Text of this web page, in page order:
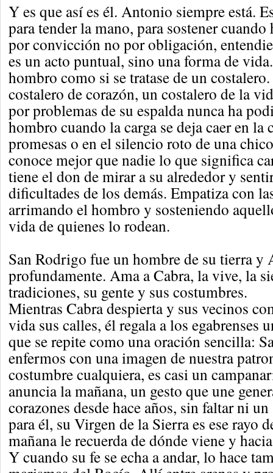
Y es que así es él. Antonio siempre está.
para tender la mano, para sostener cuando
por convicción no por obligación,
es un acto puntual, sino una forma de
hombro como si se tratase de un
costalero de corazón, un costalero de la
por problemas de su espalda nunca ha
hombro cuando la carga se deja caer en la
promesas o en el silencio roto de una
conoce mejor que nadie lo que significa
tiene el don de mirar a su alrededor y
dificultades de los demás. Empatiza con
arrimando el hombro y sosteniendo
vida de quienes lo rodean.
San Rodrigo fue un hombre de su tierra y
profundamente. Ama a Cabra, la vive, la
tradiciones, su gente y sus costumbres.
Mientras Cabra despierta y sus vecinos
vida sus calles, él regala a los egabrenses
que se repite como una oración sencilla:
enfermos con una imagen de nuestra
costumbre cualquiera, es casi un
anuncia la mañana, un gesto que une
corazones desde hace años, sin faltar ni
para él, su Virgen de la Sierra es ese rayo
mañana le recuerda de dónde viene y
Y cuando su fe se echa a andar, lo hace